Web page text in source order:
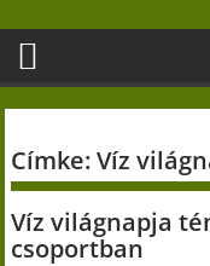
content
Címke:Víz
Víz világnapja
csoportban